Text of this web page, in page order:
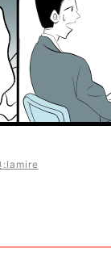
:lamire